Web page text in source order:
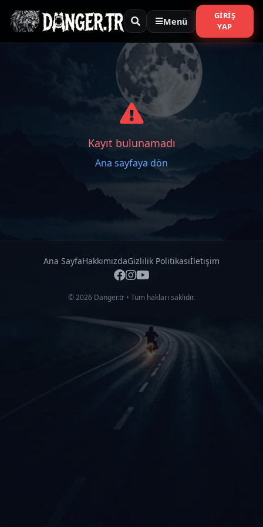
Menü
GIRIŞ
YAP
Kayıt bulunamadı
Ana sayfaya dön
Ana SayfaHakkımızdaGizlilik Politikasıİletişim
© 2026 Danger.tr • Tüm hakları saklıdır.